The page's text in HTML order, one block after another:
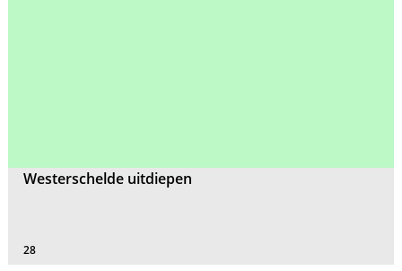
Westerschelde uitdiepen
28